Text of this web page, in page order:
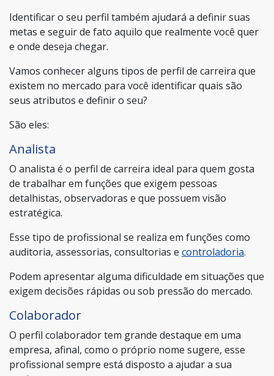
Identificar o seu perfil também ajudará a definir suas
metas e seguir de fato aquilo que realmente você quer
e onde deseja chegar.
Vamos conhecer alguns tipos de perfil de carreira que
existem no mercado para você identificar quais são
seus atributos e definir o seu?
São eles:
Analista
O analista é o perfil de carreira ideal para quem gosta
de trabalhar em funções que exigem pessoas
detalhistas, observadoras e que possuem visão
estratégica.
Esse tipo de profissional se realiza em funções como
auditoria, assessorias, consultorias e controladoria.
Podem apresentar alguma dificuldade em situações que
exigem decisões rápidas ou sob pressão do mercado.
Colaborador
O perfil colaborador tem grande destaque em uma
empresa, afinal, como o próprio nome sugere, esse
profissional sempre está disposto a ajudar a sua